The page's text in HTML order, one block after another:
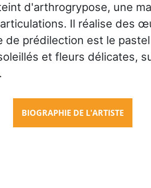
d'arthrogrypose, une
Il réalise des
de prédilection est le
et fleurs délicates,
BIOGRAPHIE DE L'ARTISTE